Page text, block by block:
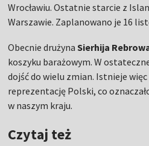
Wrocławiu. Ostatnie starcie z
Warszawie. Zaplanowano je 16
Obecnie drużynaSierhija
koszyku barażowym. W
dojść do wielu zmian. Istnieje
reprezentację Polski, co
w naszym kraju.
Czytaj też